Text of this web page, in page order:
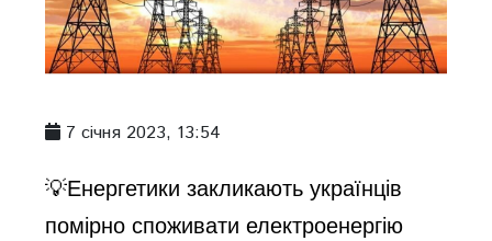
7 січня 2023, 13:54
💡Енергетики закликають українців
помірно споживати електроенергію